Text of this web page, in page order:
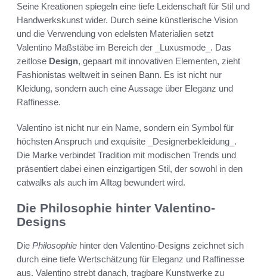
Seine Kreationen spiegeln eine tiefe Leidenschaft für Stil und
Handwerkskunst wider. Durch seine künstlerische Vision
und die Verwendung von edelsten Materialien setzt
Valentino Maßstäbe im Bereich der _Luxusmode_. Das
zeitlose Design, gepaart mit innovativen Elementen, zieht
Fashionistas weltweit in seinen Bann. Es ist nicht nur
Kleidung, sondern auch eine Aussage über Eleganz und
Raffinesse.
Valentino ist nicht nur ein Name, sondern ein Symbol für
höchsten Anspruch und exquisite _Designerbekleidung_.
Die Marke verbindet Tradition mit modischen Trends und
präsentiert dabei einen einzigartigen Stil, der sowohl in den
catwalks als auch im Alltag bewundert wird.
Die Philosophie hinter Valentino-
Designs
Die Philosophie hinter den Valentino-Designs zeichnet sich
durch eine tiefe Wertschätzung für Eleganz und Raffinesse
aus. Valentino strebt danach, tragbare Kunstwerke zu